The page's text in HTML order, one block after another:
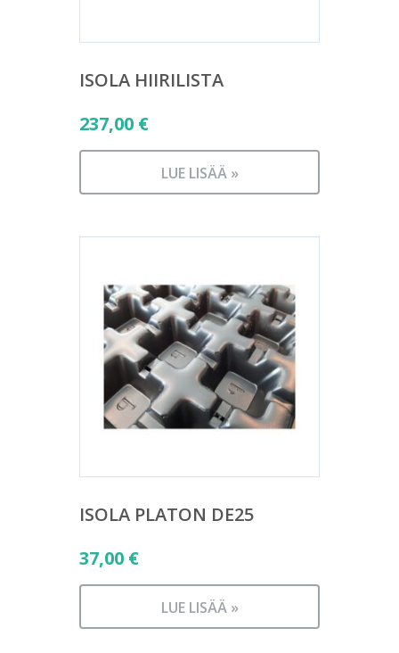
ISOLA HIIRILISTA
237,00 €
LUE LISÄÄ »
ISOLA PLATON DE25
37,00 €
LUE LISÄÄ »